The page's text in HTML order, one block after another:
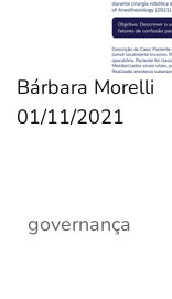
Bárbara Morelli
01/11/2021
governança